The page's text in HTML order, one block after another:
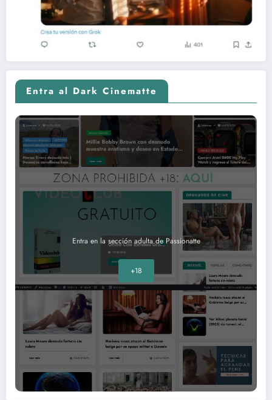
Entra al Dark Cinematte
Entra en la sección adulta de Passionatte
+18